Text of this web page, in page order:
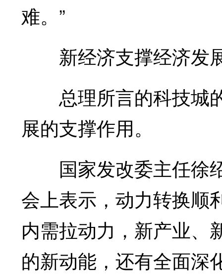
难。”
新经济支撑经济发
总理所言的科技城
展的支撑作用。
国家发改委主任徐
会上表示，动力转换顺
内需拉动力，新产业、
的新动能，还有全面深